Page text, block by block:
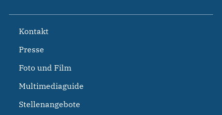
Kontakt
Presse
Foto und Film
Multimediaguide
Stellenangebote